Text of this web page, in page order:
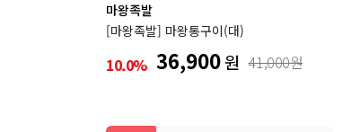
마왕족발
[마왕족발] 마왕통구이(대)
10.0% 36,900원 41,000원